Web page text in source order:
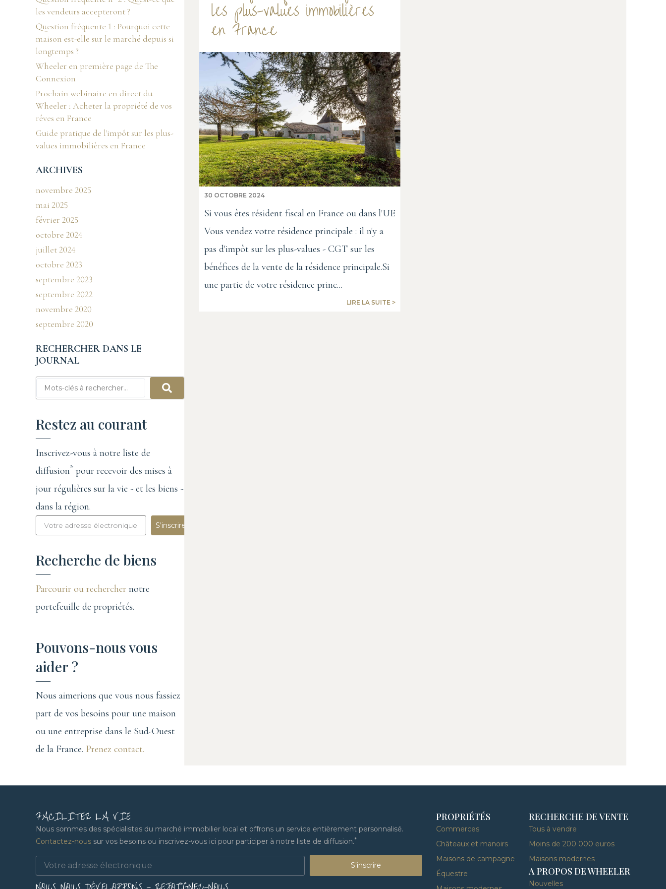
les vendeurs accepteront ?
Question fréquente 1 : Pourquoi cette
maison est-elle sur le marché depuis si
longtemps ?
Wheeler en première page de The
Connexion
Prochain webinaire en direct du
Wheeler : Acheter la propriété de vos
rêves en France
Guide pratique de l'impôt sur les plus-
values immobilières en France
ARCHIVES
novembre 2025
mai 2025
février 2025
octobre 2024
juillet 2024
octobre 2023
septembre 2023
septembre 2022
novembre 2020
septembre 2020
RECHERCHER DANS LE
JOURNAL
Restez au courant
Inscrivez-vous à notre liste de
diffusion* pour recevoir des mises à
jour régulières sur la vie - et les biens -
dans la région.
S'inscrire
Recherche de biens
Parcourir ou rechercher notre
portefeuille de propriétés.
Pouvons-nous vous
aider ?
Nous aimerions que vous nous fassiez
part de vos besoins pour une maison
ou une entreprise dans le Sud-Ouest
de la France. Prenez contact.
les plus-values immobilières
en France
30 OCTOBRE 2024
Si vous êtes résident fiscal en France ou dans l'UE
Vous vendez votre résidence principale : il n'y a
pas d'impôt sur les plus-values - CGT sur les
bénéfices de la vente de la résidence principale.Si
une partie de votre résidence princ...
LIRE LA SUITE >
FACILITER LA VIE
Nous sommes des spécialistes du marché immobilier local et offrons un service entièrement personnalisé.
Contactez-nous sur vos besoins ou inscrivez-vous ici pour participer à notre liste de diffusion.*
S'inscrire
PROPRIÉTÉS
Commerces
Châteaux et manoirs
Maisons de campagne
Équestre
RECHERCHE DE VENTE
Tous à vendre
Moins de 200 000 euros
Maisons modernes
A PROPOS DE WHEELER
Nouvelles